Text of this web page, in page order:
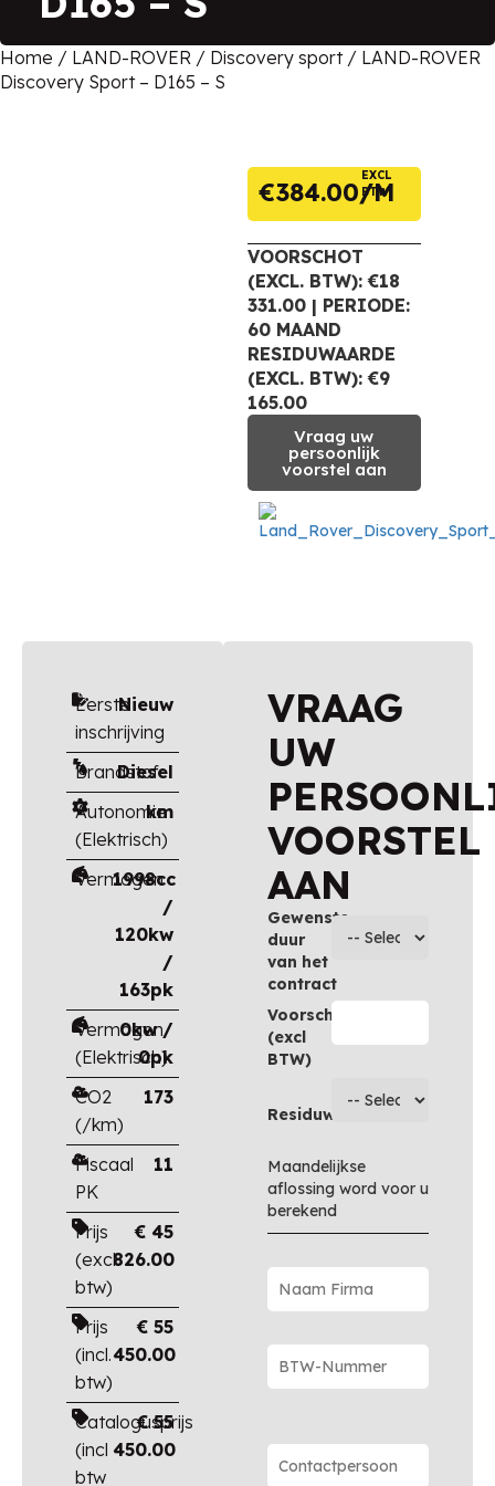
Home / LAND-ROVER / Discovery sport/ LAND-ROVER
Discovery Sport – D165 – S
€384.00
EXCL
BTW
VOORSCHOT
(EXCL. BTW): €18
331.00 | PERIODE:
60 MAAND
RESIDUWAARDE
(EXCL. BTW): €9
165.00
Vraag uw
persoonlijk
voorstel aan
Eerste
inschrijving
Nieuw
Brandstof
Diesel
Autonomie
(Elektrisch)
km
Vermogen
1998cc
/
120kw
/
163pk
Vermogen
(Elektrisch)
0kw /
0pk
CO2
(/km)
173
Fiscaal
PK
11
Prijs
(excl.
btw)
€ 45
826.00
Prijs
(incl.
btw)
€ 55
450.00
Catalogusprijs
(incl
btw
€55
450.00
VRAAG
UW
VOORSTEL
AAN
Gewenste
duur
van het
contract
Voorschot
(excl
BTW)
Residuwaarde
Maandelijkse
aflossing word voor u
berekend